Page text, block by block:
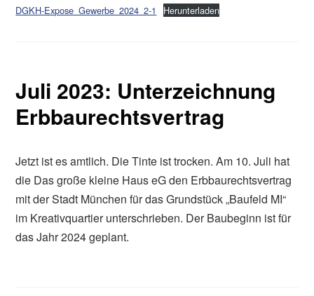
DGKH-Expose_Gewerbe_2024_2-1 Herunterladen
Juli 2023: Unterzeichnung
Erbbaurechtsvertrag
Jetzt ist es amtlich. Die Tinte ist trocken. Am 10. Juli hat
die Das große kleine Haus eG den Erbbaurechtsvertrag
mit der Stadt München für das Grundstück „Baufeld MI“
im Kreativquartier unterschrieben. Der Baubeginn ist für
das Jahr 2024 geplant.